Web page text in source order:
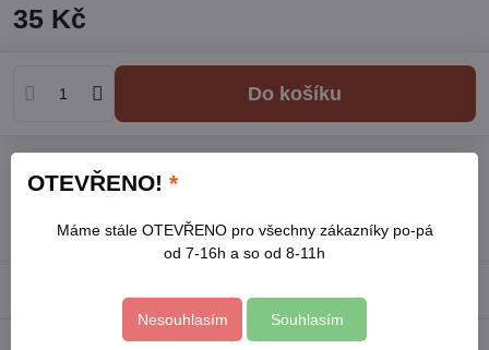
35 Kč
Do košíku
Výrobce:EXTOL INDUSTRIAL
OTEVŘENO! *
Máme stále OTEVŘENO pro všechny zákazníky po-pá
od 7-16h a so od 8-11h
Nesouhlasím Souhlasím